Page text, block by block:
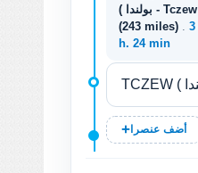
(243 miles)
3
h. 24 min
أضف عنصرا